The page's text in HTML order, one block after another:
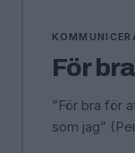
För
”För bra för
som jag”